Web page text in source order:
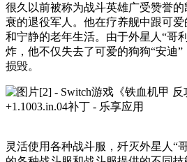
很久以前被称为战斗英雄广受赞誉
衰的退役军人。他在疗养舰中跟可
和宁静的老年生活。由于外星人“哥
炸，他不仅失去了可爱的狗狗“安迪
损毁。
灵活使用各种战斗服，歼灭外星人“